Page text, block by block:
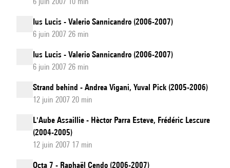
Ius Lucis - Valerio Sannicandro (2006-2007)
6 juin 2007 26 min
Ius Lucis - Valerio Sannicandro (2006-2007)
6 juin 2007 26 min
Strand behind - Andrea Vigani, Yuval Pick (2005-2006)
12 juin 2007 20 min
L'Aube Assaillie - Hèctor Parra Esteve, Frédéric Lescure
(2004-2005)
12 juin 2007 17 min
Octa 7 - Raphaël Cendo (2006-2007)